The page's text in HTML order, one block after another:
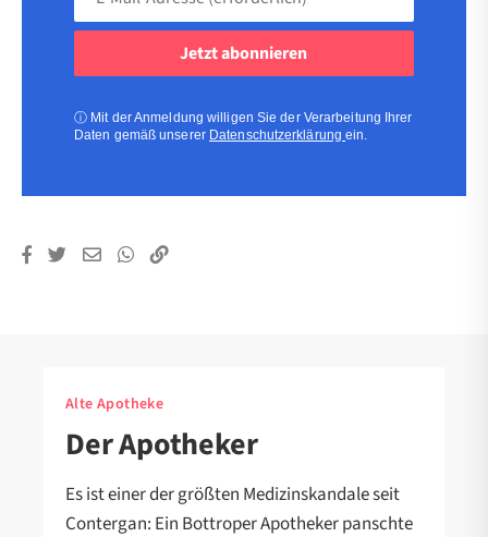
Mail-
Adresse
ⓘ Mit der Anmeldung willigen Sie der Verarbeitung Ihrer
Daten gemäß unserer Datenschutzerklärungein.
Alte Apotheke
Der Apotheker
Es ist einer der größten Medizinskandale seit
Contergan: Ein Bottroper Apotheker panschte